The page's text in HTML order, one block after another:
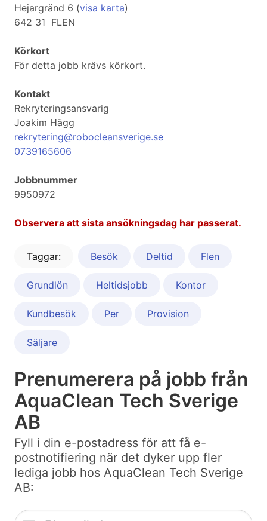
Hejargränd 6 (visa karta)
642 31 FLEN
Körkort
För detta jobb krävs körkort.
Kontakt
Rekryteringsansvarig
Joakim Hägg
rekrytering@robocleansverige.se
0739165606
Jobbnummer
9950972
Observera att sista ansökningsdag har passerat.
Taggar: Besök Deltid Flen
Grundlön Heltidsjobb Kontor
Kundbesök Per Provision
Säljare
Prenumerera på jobb från
AquaClean Tech Sverige
AB
Fyll i din e-postadress för att få e-
postnotifiering när det dyker upp fler
lediga jobb hos AquaClean Tech Sverige
AB: